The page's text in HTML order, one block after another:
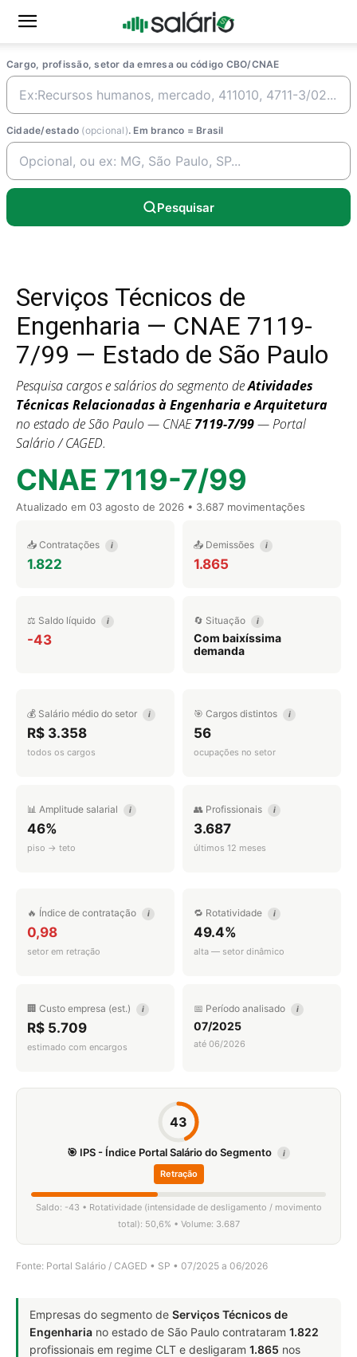
Cargo, profissão, setor da emresa ou código CBO/CNAE
Cidade/estado (opcional). Em branco = Brasil
Pesquisar
Serviços Técnicos de
Engenharia — CNAE 7119-
7/99 — Estado de São Paulo
Pesquisa cargos e salários do segmento deAtividades
Técnicas Relacionadas à Engenharia e Arquitetura
no estado de São Paulo — CNAE7119-7/99— Portal
Salário / CAGED.
CNAE 7119-7/99
Atualizado em 03 agosto de 2026 • 3.687 movimentações
📥 Contratações i
1.822
📤 Demissões i
1.865
⚖️ Saldo líquido i
-43
🔄 Situação i
Com baixíssima
demanda
💰 Salário médio do setor i
R$ 3.358
todos os cargos
🎯 Cargos distintos i
56
ocupações no setor
📊 Amplitude salarial i
46%
piso → teto
👥 Profissionais i
3.687
últimos 12 meses
🔥 Índice de contratação i
0,98
setor em retração
🔁 Rotatividade i
49.4%
alta — setor dinâmico
🏢 Custo empresa (est.) i
R$ 5.709
estimado com encargos
📅 Período analisado i
07/2025
até 06/2026
43
🎯 IPS - Índice Portal Salário do Segmento i
Retração
Saldo: -43 • Rotatividade (intensidade de desligamento / movimento
total): 50,6% • Volume: 3.687
Fonte: Portal Salário / CAGED • SP • 07/2025 a 06/2026
Empresas do segmento de Serviços Técnicos de
Engenharia no estado de São Paulo contrataram 1.822
profissionais em regime CLT e desligaram 1.865 nos